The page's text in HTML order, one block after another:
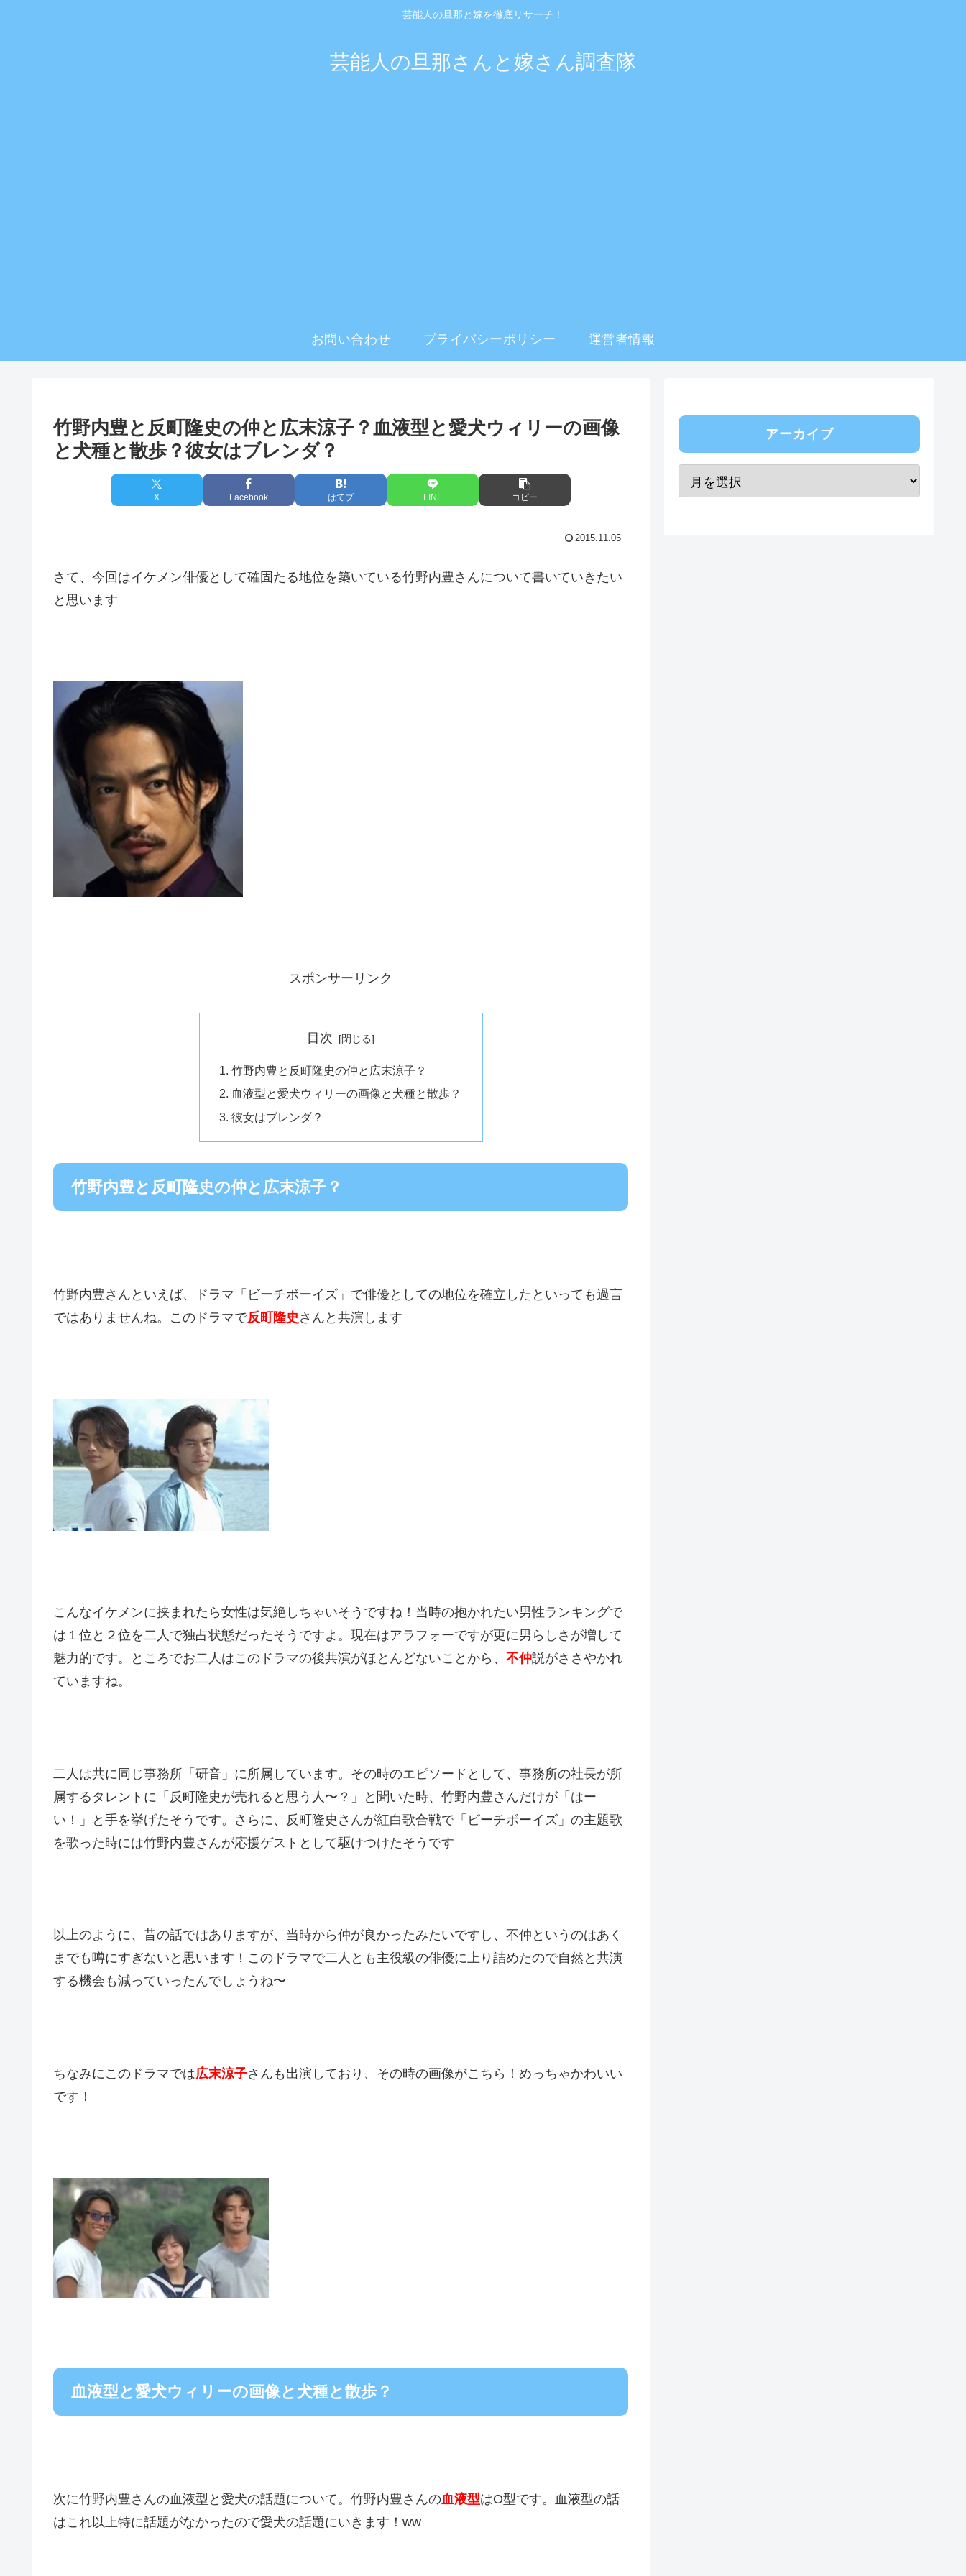
芸能人の旦那と嫁を徹底リサーチ！
芸能人の旦那さんと嫁さん調査隊
お問い合わせ プライバシーポリシー 運営者情報
竹野内豊と反町隆史の仲と広末涼子？血液型と愛犬ウィリーの画像
と犬種と散歩？彼女はブレンダ？
X Facebook はてブ LINE コピー
2015.11.05
さて、今回はイケメン俳優として確固たる地位を築いている竹野内豊さんについて書いていきたい
と思います
スポンサーリンク
目次
竹野内豊と反町隆史の仲と広末涼子？
血液型と愛犬ウィリーの画像と犬種と散歩？
彼女はブレンダ？
竹野内豊と反町隆史の仲と広末涼子？
竹野内豊さんといえば、ドラマ「ビーチボーイズ」で俳優としての地位を確立したといっても過言
ではありませんね。このドラマで反町隆史 さんと共演します
こんなイケメンに挟まれたら女性は気絶しちゃいそうですね！当時の抱かれたい男性ランキングで
は１位と２位を二人で独占状態だったそうですよ。現在はアラフォーですが更に男らしさが増して
魅力的です。ところでお二人はこのドラマの後共演がほとんどないことから、 不仲説がささやかれ
ていますね。
二人は共に同じ事務所「研音」に所属しています。その時のエピソードとして、事務所の社長が所
属するタレントに「反町隆史が売れると思う人〜？」と聞いた時、竹野内豊さんだけが「はー
い！」と手を挙げたそうです。さらに、反町隆史さんが紅白歌合戦で「ビーチボーイズ」の主題歌
を歌った時には竹野内豊さんが応援ゲストとして駆けつけたそうです
以上のように、昔の話ではありますが、当時から仲が良かったみたいですし、不仲というのはあく
までも噂にすぎないと思います！このドラマで二人とも主役級の俳優に上り詰めたので自然と共演
する機会も減っていったんでしょうね〜
ちなみにこのドラマでは広末涼子さんも出演しており、その時の画像がこちら！めっちゃかわいい
です！
血液型と愛犬ウィリーの画像と犬種と散歩？
次に竹野内豊さんの血液型と愛犬の話題について。竹野内豊さんの血液型はO型です。血液型の話
はこれ以上特に話題がなかったので愛犬の話題にいきます！ww
アーカイブ